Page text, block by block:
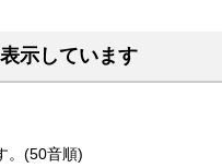
示しています
。(50音順)